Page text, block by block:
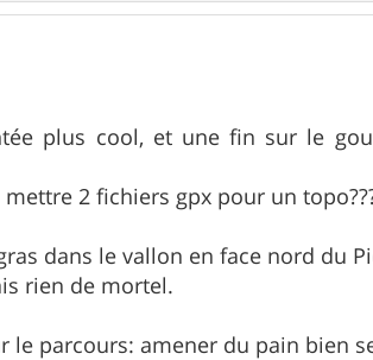
plus cool, et une fin sur le
2 fichiers gpx pour un
dans le vallon en face nord du
rien de mortel.
le parcours: amener du pain bien